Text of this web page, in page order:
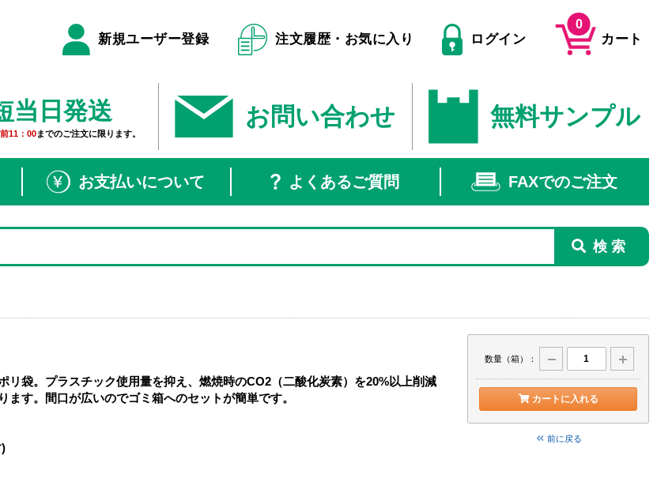
新規ユーザー登録 注文履歴・お気に入り ログイン
0
カート
当日発送
11：00までのご注文に限ります。
お問い合わせ 無料サンプル
お支払いについて よくあるご質問 FAXでのご注文
リ袋。プラスチック使用量を抑え、燃焼時のCO2（二酸化炭素）を20%以上削減
す。間口が広いのでゴミ箱へのセットが簡単です。
数量（箱）：
カートに入れる
前に戻る